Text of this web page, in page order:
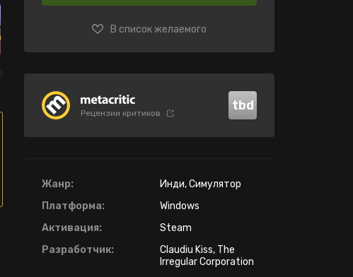
В список желаемого
Рецензии критиков tbd
Жанр:
Инди, Симулятор
Платформа:
Windows
Активация:
Steam
Разработчик:
Claudiu Kiss, The
Irregular Corporation